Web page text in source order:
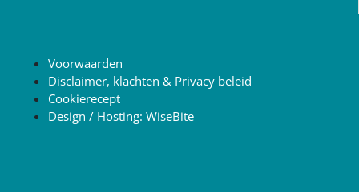
Voorwaarden
Disclaimer, klachten & Privacy beleid
Cookierecept
Design / Hosting: WiseBite